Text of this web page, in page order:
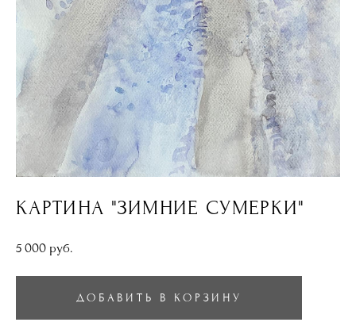
КАРТИНА "ЗИМНИЕ СУМЕРКИ"
5 000 pуб.
ДОБАВИТЬ В КОРЗИНУ